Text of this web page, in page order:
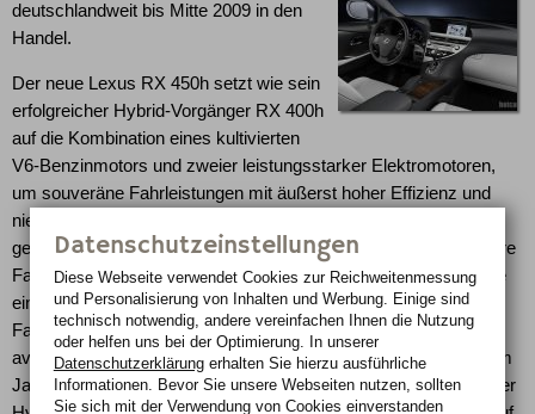
deutschlandweit bis Mitte 2009 in den
Handel.
Der neue Lexus RX 450h setzt wie sein
erfolgreicher Hybrid-Vorgänger RX 400h
auf die Kombination eines kultivierten
V6-Benzinmotors und zweier leistungsstarker Elektromotoren,
um souveräne Fahrleistungen mit äußerst hoher Effizienz und
niedrigen Abgasemissionen zu verbinden. Der elektronisch
geregelte Allradantrieb "E-Four" sorgt für hohe Fahrkultur, sichere
Fahreigenschaften und optimale Wintertauglichkeit. Durch diese
einmalige Antriebskonfiguration, verbunden mit dem für Lexus-
Fahrzeuge typischen Ausstattungs- und Geräuschkomfort,
avancierte der Lexus RX mit Hybridantrieb seit seinem Debüt im
Jahr 2005 zum erfolgreichsten Lexus Modell in Deutschland. Der
Datenschutzeinstellungen
Diese Webseite verwendet Cookies zur Reichweiten­messung
und Personalisierung von Inhalten und Werbung. Einige sind
technisch notwendig, andere vereinfachen Ihnen die Nutzung
oder helfen uns bei der Optimierung. In unserer
Datenschutzerklärungerhalten Sie hierzu ausführliche
Informationen. Bevor Sie unsere Webseiten nutzen, sollten
Sie sich mit der Verwendung von Cookies einverstanden